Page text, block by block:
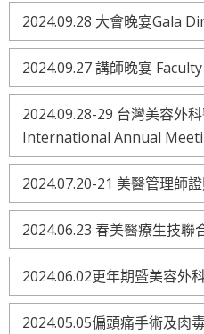
2024.09.28 大會晚宴Gala
2024.09.27 講師晚宴
2024.09.28-29 台灣美容外
International Annual
2024.07.20-21 美醫管理師
2024.06.23 春美醫療生技聯
2024.06.02更年期暨美容外
2024.05.05偏頭痛手術及肉